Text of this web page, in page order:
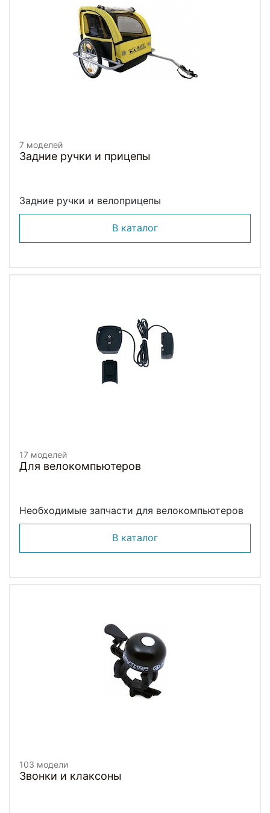
7 моделей
Задние ручки и прицепы
Задние ручки и велоприцепы
В каталог
17 моделей
Для велокомпьютеров
Необходимые запчасти для велокомпьютеров
В каталог
103 модели
Звонки и клаксоны